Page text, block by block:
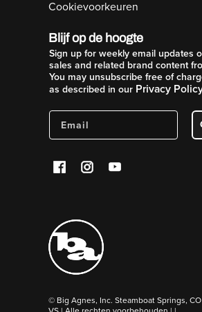
Cookievoorkeuren
Blijf op de hoogte
Sign up for weekly email updates
sales and related brand content
You may unsubscribe free of
as described in our Privacy
© Big Agnes, Inc. Steamboat Springs, CO